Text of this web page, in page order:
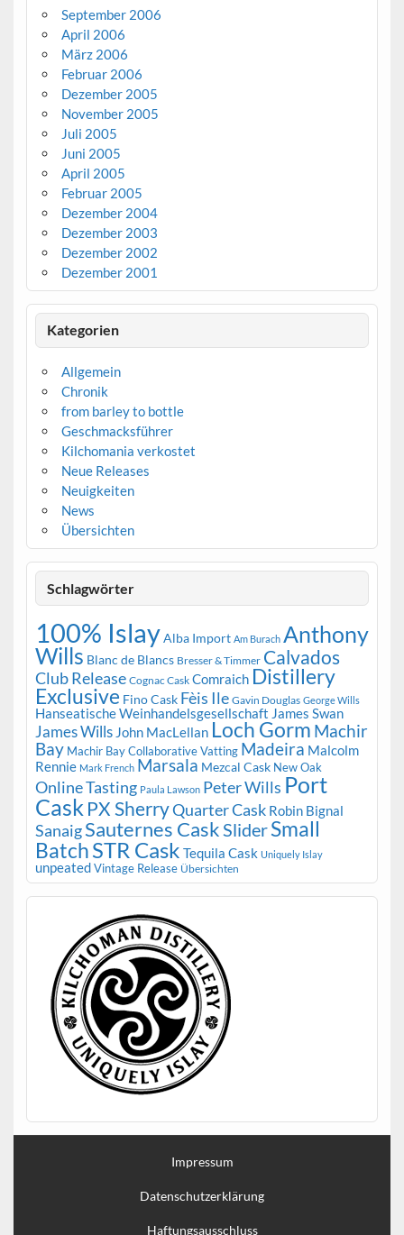
September 2006
April 2006
März 2006
Februar 2006
Dezember 2005
November 2005
Juli 2005
Juni 2005
April 2005
Februar 2005
Dezember 2004
Dezember 2003
Dezember 2002
Dezember 2001
Kategorien
Allgemein
Chronik
from barley to bottle
Geschmacksführer
Kilchomania verkostet
Neue Releases
Neuigkeiten
News
Übersichten
Schlagwörter
100% IslayAlba Import Am Burach Anthony
Wills Blanc de Blancs Bresser & Timmer Calvados
Club Release Cognac Cask Comraich Distillery
Exclusive Fino Cask Fèis Ile Gavin Douglas George Wills
Hanseatische Weinhandelsgesellschaft James Swan
James Wills John MacLellan Loch Gorm Machir
Bay Machir Bay Collaborative Vatting Madeira Malcolm
Rennie Mark French Marsala Mezcal Cask New Oak
Online Tasting Paula Lawson Peter Wills Port
Cask PX SherryQuarter Cask Robin Bignal
SanaigSauternes CaskSliderSmall
BatchSTR Cask Tequila Cask Uniquely Islay
unpeatedVintage Release Übersichten
Impressum
Datenschutzerklärung
Haftungsausschluss